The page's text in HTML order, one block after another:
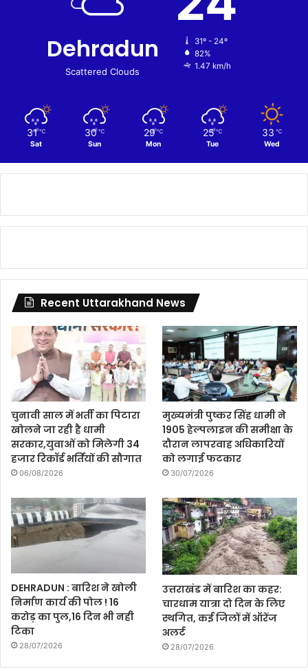
Dehradun
Scattered Clouds
31º - 24º
82%
1.47 km/h
31 ℃
Sat
30 ℃
Sun
29 ℃
Mon
25 ℃
Tue
33 ℃
Wed
Recent Uttarakhand News
चुनावी साल में भर्ती का पिटारा
खोलने जा रही है धामी
सरकार,युवाओं को मिलेगी 34
हजार रिकॉर्ड भर्तियों की सौगात
06/08/2026
मुख्यमंत्री पुष्कर सिंह धामी ने
1905 हेल्पलाइन की समीक्षा के
दौरान लापरवाह अधिकारियों
को लगाई फटकार
30/07/2026
DEHRADUN : बारिश ने खोली
निर्माण कार्य की पोल ! 16
करोड़ का पुल,16 दिन भी नही
टिका
28/07/2026
उत्तराखंड में बारिश का कहर:
चारधाम यात्रा दो दिन के लिए
स्थगित, कई जिलों में ऑरेंज
अलर्ट
28/07/2026